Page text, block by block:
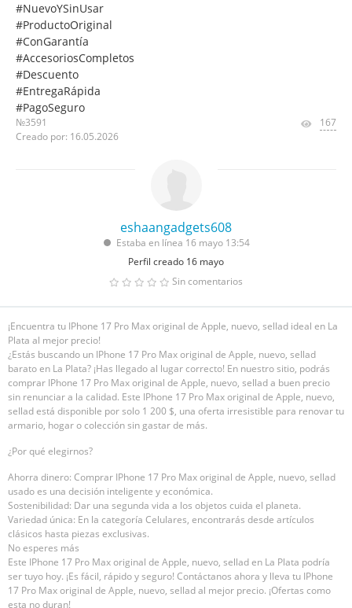
#NuevoYSinUsar
#ProductoOriginal
#ConGarantía
#AccesoriosCompletos
#Descuento
#EntregaRápida
#PagoSeguro
№3591
Creado por: 16.05.2026
167
eshaangadgets608
Estaba en línea 16 mayo 13:54
Perfil creado 16 mayo
Sin comentarios
¡Encuentra tu IPhone 17 Pro Max original de Apple, nuevo, sellad ideal en La
Plata al mejor precio!
¿Estás buscando un IPhone 17 Pro Max original de Apple, nuevo, sellad
barato en La Plata? ¡Has llegado al lugar correcto! En nuestro sitio, podrás
comprar IPhone 17 Pro Max original de Apple, nuevo, sellad a buen precio
sin renunciar a la calidad. Este IPhone 17 Pro Max original de Apple, nuevo,
sellad está disponible por solo 1 200 $, una oferta irresistible para renovar tu
armario, hogar o colección sin gastar de más.
¿Por qué elegirnos?
Ahorra dinero: Comprar IPhone 17 Pro Max original de Apple, nuevo, sellad
usado es una decisión inteligente y económica.
Sostenibilidad: Dar una segunda vida a los objetos cuida el planeta.
Variedad única: En la categoría Celulares, encontrarás desde artículos
clásicos hasta piezas exclusivas.
No esperes más
Este IPhone 17 Pro Max original de Apple, nuevo, sellad en La Plata podría
ser tuyo hoy. ¡Es fácil, rápido y seguro! Contáctanos ahora y lleva tu IPhone
17 Pro Max original de Apple, nuevo, sellad al mejor precio. ¡Ofertas como
esta no duran!